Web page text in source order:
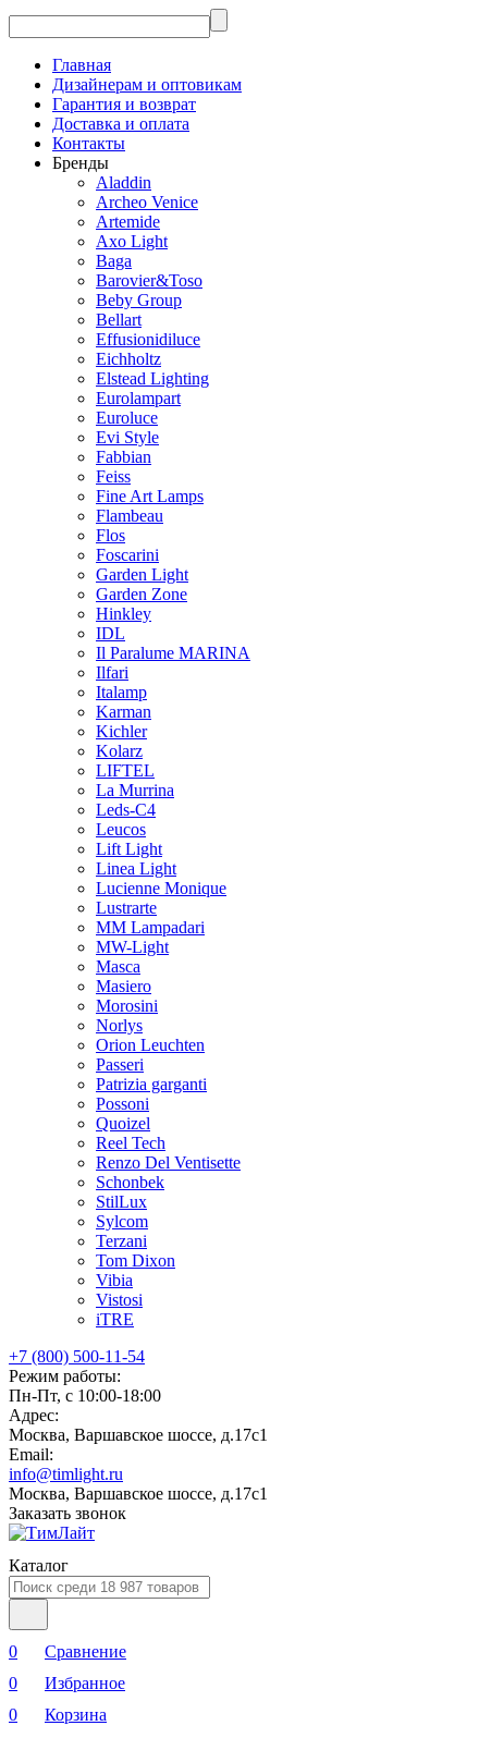
Главная
Дизайнерам и оптовикам
Гарантия и возврат
Доставка и оплата
Контакты
Бренды
Aladdin
Archeo Venice
Artemide
Axo Light
Baga
Barovier&Toso
Beby Group
Bellart
Effusionidiluce
Eichholtz
Elstead Lighting
Eurolampart
Euroluce
Evi Style
Fabbian
Feiss
Fine Art Lamps
Flambeau
Flos
Foscarini
Garden Light
Garden Zone
Hinkley
IDL
Il Paralume MARINA
Ilfari
Italamp
Karman
Kichler
Kolarz
LIFTEL
La Murrina
Leds-C4
Leucos
Lift Light
Linea Light
Lucienne Monique
Lustrarte
MM Lampadari
MW-Light
Masca
Masiero
Morosini
Norlys
Orion Leuchten
Passeri
Patrizia garganti
Possoni
Quoizel
Reel Tech
Renzo Del Ventisette
Schonbek
StilLux
Sylcom
Terzani
Tom Dixon
Vibia
Vistosi
iTRE
+7 (800) 500-11-54
Режим работы:
Пн-Пт, с 10:00-18:00
Адрес:
Москва, Варшавское шоссе, д.17c1
Email:
info@timlight.ru
Москва, Варшавское шоссе, д.17c1
Заказать звонок
Каталог
0
Сравнение
0
Избранное
0
Корзина